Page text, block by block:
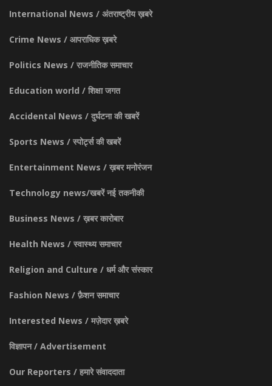
International News / अंतराष्ट्रीय ख़बरे
Crime News / आपराधिक ख़बरे
Politics News / राजनीतिक समाचार
Education world / शिक्षा जगत
Accidental News / दुर्घटना की खबरें
Sports News / स्पोर्ट्स की खबरें
Entertainment News / ख़बर मनोरंजन
Technology news/खबरें नई तकनीकी
Business News / ख़बर कारोबार
Health News / स्वास्थ्य समाचार
Religion and Culture / धर्म और संस्कार
Fashion News / फ़ैशन समाचार
Interested News / मज़ेदार ख़बरे
विज्ञापन / Advertisement
Our Reporters / हमारे संवाददाता